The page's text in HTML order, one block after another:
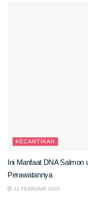
KECANTIKAN
Ini Manfaat DNA Salmon
Perawatannya
22 FEBRUARI 2025